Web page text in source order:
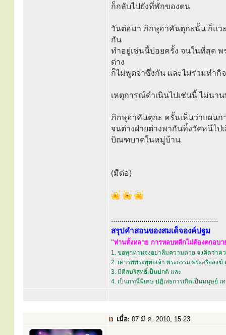
ก็กลับไปยังที่พักของตน
วันต่อมา ภิกษุอาคันตุกะนั้น ก็แวะ
กัน
ทำอยู่เช่นนี้บ่อยครั้ง จนในที่สุด พ
ต่าง
ก็ไม่พูดจาซึ่งกัน และไม่ร่วมทำ
เหตุการณ์ดำเนินไปเช่นนี้ ไม่นา
ภิกษุอาคันตุกะ ครั้นเห็นว่าแผนก
จนต่างฝ่ายต่างพากันทิ้งวัดหนีไป
บิณฑบาตในหมู่บ้าน
(มีต่อ)
.....................................................
สรุปคำสอนของสมเด็จองค์ปฐม
"ท่านทั้งหลาย การหลบหลีกไม่ต้องตกอบ
1. ขอทุกท่านจงอย่าลืมความตาย จงคิดว่าค
2. เคารพพระพุทธเจ้า พระธรรม พระอริยสง
3. มีศีลบริสุทธิ์เป็นปกติ และ
4. เป็นกรณีพิเศษ ปฏิเสธการเกิดเป็นมนุษย์
เมื่อ: 07 มี.ค. 2010, 15:23